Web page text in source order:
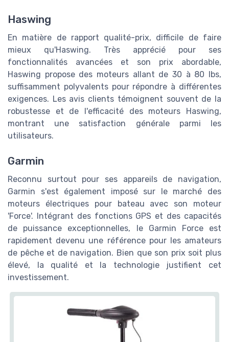
Haswing
En matière de rapport qualité-prix, difficile de faire
mieux qu'Haswing. Très apprécié pour ses
fonctionnalités avancées et son prix abordable,
Haswing propose des moteurs allant de 30 à 80 lbs,
suffisamment polyvalents pour répondre à différentes
exigences. Les avis clients témoignent souvent de la
robustesse et de l'efficacité des moteurs Haswing,
montrant une satisfaction générale parmi les
utilisateurs.
Garmin
Reconnu surtout pour ses appareils de navigation,
Garmin s'est également imposé sur le marché des
moteurs électriques pour bateau avec son moteur
'Force'. Intégrant des fonctions GPS et des capacités
de puissance exceptionnelles, le Garmin Force est
rapidement devenu une référence pour les amateurs
de pêche et de navigation. Bien que son prix soit plus
élevé, la qualité et la technologie justifient cet
investissement.